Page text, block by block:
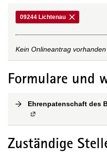
09244 Lichtenau
Kein Onlineantrag vorhanden
Formulare und
Ehrenpatenschaft des
Zuständige